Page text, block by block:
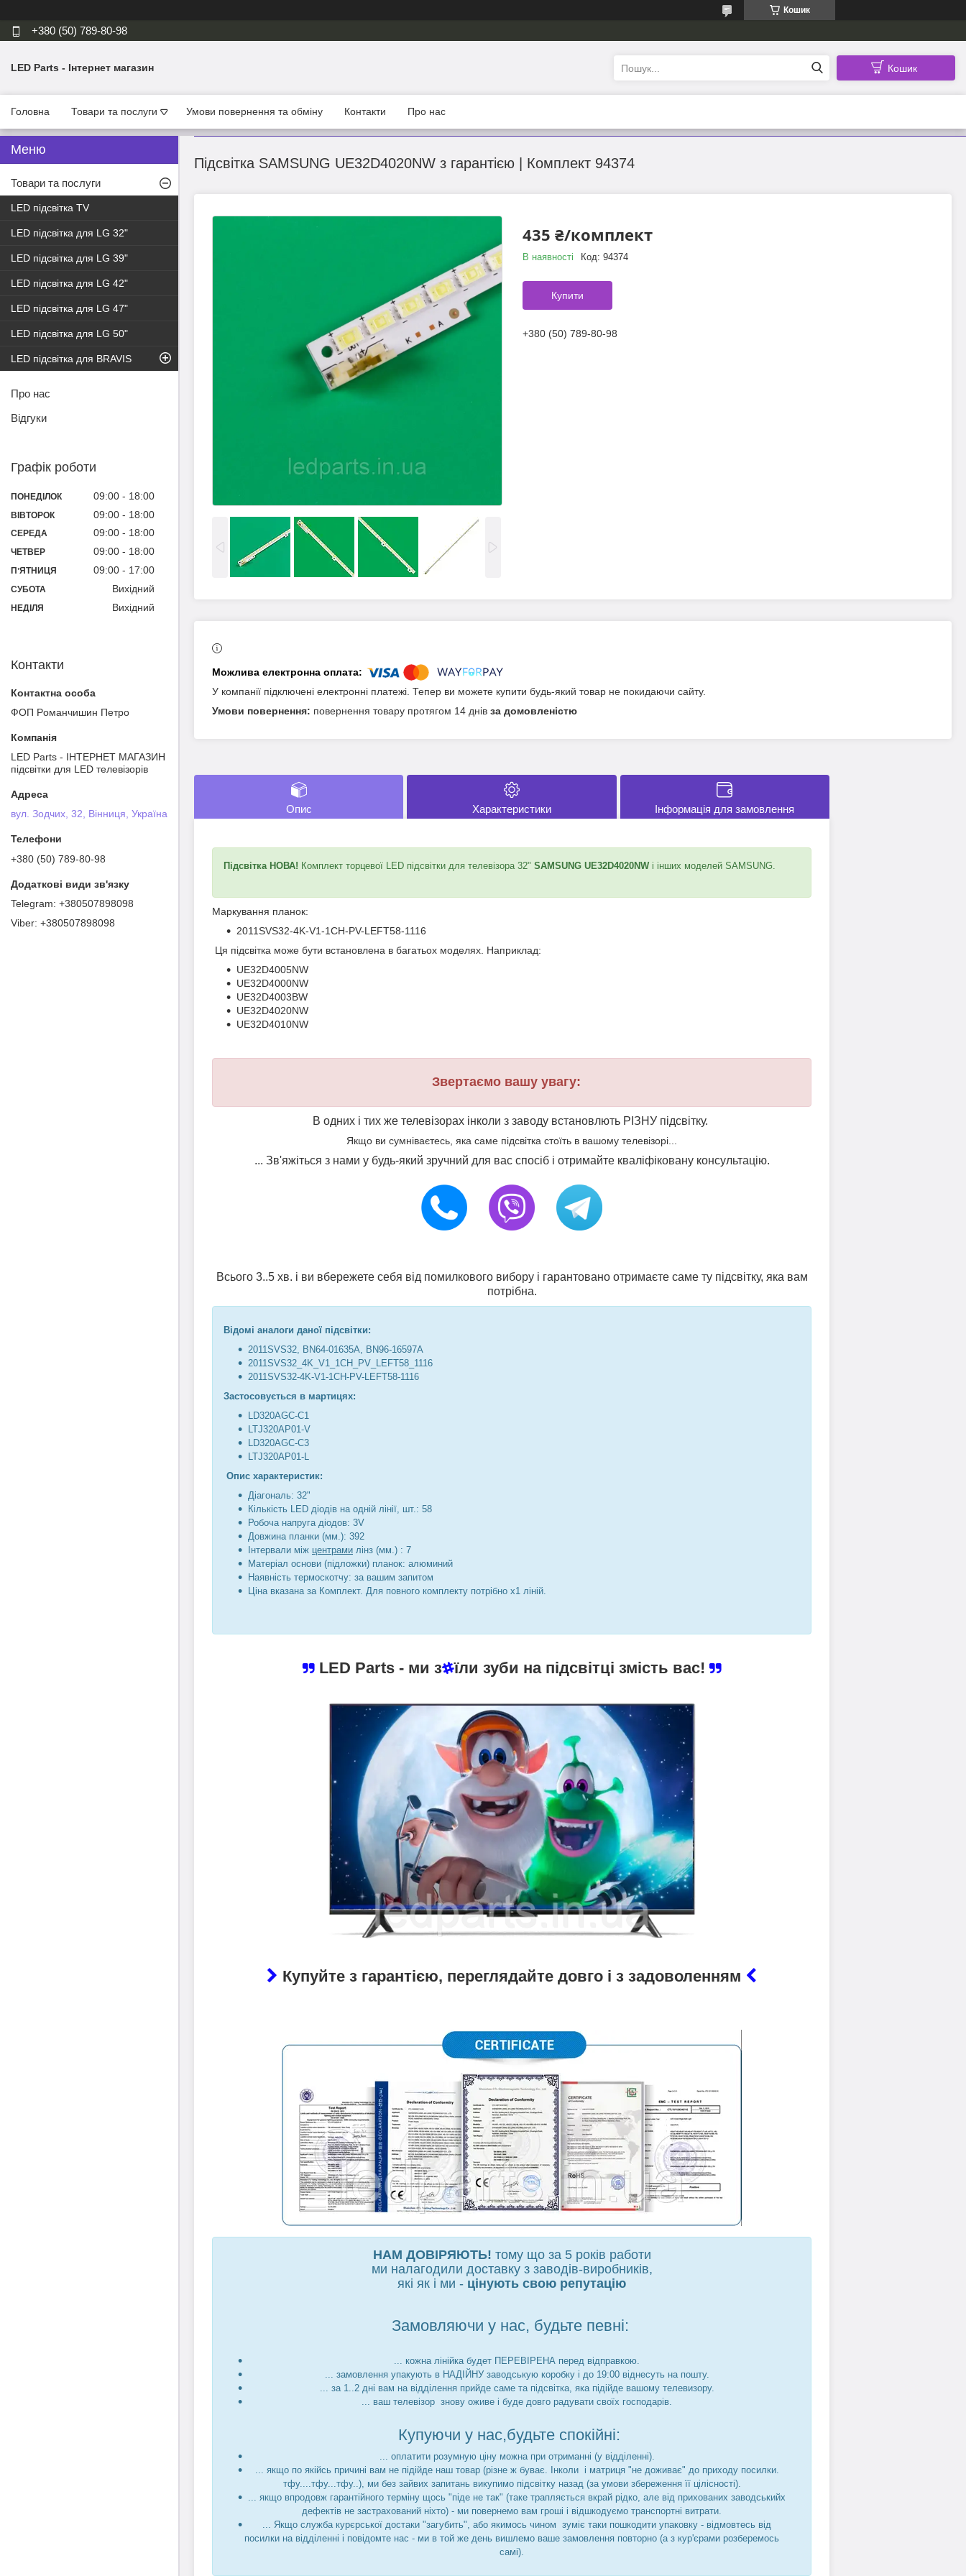
Кошик
+380 (50) 789-80-98
LED Parts - Інтернет магазин Кошик
Головна Товари та послуги Умови повернення та обміну Контакти Про нас
Підсвітка SAMSUNG UE32D4020NW з гарантією | Комплект 94374
435 ₴/комплект
В наявності Код: 94374
Купити
+380 (50) 789-80-98
У компанії підключені електронні платежі. Тепер ви можете купити будь-який товар не покидаючи сайту.
повернення товару протягом 14 днів за домовленістю
Опис Характеристики Інформація для замовлення
Підсвітка НОВА! Комплект торцевої LED підсвітки для телевізора 32" SAMSUNG UE32D4020NW і інших моделей SAMSUNG.
Маркування планок:
2011SVS32-4K-V1-1CH-PV-LEFT58-1116
Ця підсвітка може бути встановлена в багатьох моделях. Наприклад:
UE32D4005NW
UE32D4000NW
UE32D4003BW
UE32D4020NW
UE32D4010NW
Звертаємо вашу увагу:
В одних і тих же телевізорах інколи з заводу встановлють РІЗНУ підсвітку.
Якщо ви сумніваєтесь, яка саме підсвітка стоїть в вашому телевізорі...
... Зв'яжіться з нами у будь-який зручний для вас спосіб і отримайте кваліфіковану консультацію.
Всього 3..5 хв. і ви вбережете себя від помилкового вибору і гарантовано отримаєте саме ту підсвітку, яка вам
потрібна.
Відомі аналоги даної підсвітки:
2011SVS32, BN64-01635A, BN96-16597A
2011SVS32_4K_V1_1CH_PV_LEFT58_1116
2011SVS32-4K-V1-1CH-PV-LEFT58-1116
Застосовується в мартицях:
LD320AGC-C1
LTJ320AP01-V
LD320AGC-C3
LTJ320AP01-L
Опис характеристик:
Діагональ: 32"
Кількість LED діодів на одній лінії, шт.: 58
Робоча напруга діодов: 3V
Довжина планки (мм.): 392
Інтервали між центрами лінз (мм.) : 7
Матеріал основи (підложки) планок: алюминий
Наявність термоскотчу: за вашим запитом
Ціна вказана за Комплект. Для повного комплекту потрібно х1 ліній.
LED Parts - ми з їли зуби на підсвітці змість вас!
Купуйте з гарантією, переглядайте довго і з задоволенням
НАМ ДОВІРЯЮТЬ! тому що за 5 років работи
ми налагодили доставку з заводів-виробників,
які як і ми - цінують свою репутацію
Замовляючи у нас, будьте певні:
... кожна лінійка будет ПЕРЕВІРЕНА перед відправкою.
... замовлення упакують в НАДІЙНУ заводськую коробку і до 19:00 віднесуть на пошту.
... за 1..2 дні вам на відділення прийде саме та підсвітка, яка підійде вашому телевизору.
... ваш телевізор знову оживе і буде довго радувати своїх господарів.
Купуючи у нас,будьте спокійні:
... оплатити розумную ціну можна при отриманні (у відділенні).
... якщо по якійсь причині вам не підійде наш товар (різне ж буває. Інколи і матриця "не доживає" до приходу посилки.
тфу....тфу...тфу..), ми без зайвих запитань викупимо підсвітку назад (за умови збереження її цілісності).
... якщо впродовж гарантійного терміну щось "піде не так" (таке трапляється вкрай рідко, але від прихованих заводськийх
дефектів не застрахований ніхто) - ми повернемо вам гроші і відшкодуємо транспортні витрати.
... Якщо служба курєрської достаки "загубить", або якимось чином зуміє таки пошкодити упаковку - відмовтесь від
посилки на відділенні і повідомте нас - ми в той же день вишлемо ваше замовлення повторно (а з кур'єрами розберемось
самі).
Товари та послуги
LED підсвітка TV
LED підсвітка для LG 32"
LED підсвітка для LG 39"
LED підсвітка для LG 42"
LED підсвітка для LG 47"
LED підсвітка для LG 50"
LED підсвітка для BRAVIS
Про нас
Відгуки
Графік роботи
ПОНЕДІЛОК 09:00 18:00
ВІВТОРОК 09:00 18:00
СЕРЕДА 09:00 18:00
ЧЕТВЕР 09:00 18:00
ПʼЯТНИЦЯ 09:00 17:00
СУБОТА Вихідний
НЕДІЛЯ Вихідний
Контакти
ФОП Poмaнчишин Пeтрo
LED Parts - ІНТЕРНЕТ МАГАЗИН
підсвітки для LED телевізорів
вул. Зодчих, 32, Вінниця, Україна
+380 (50) 789-80-98
+380507898098
+380507898098